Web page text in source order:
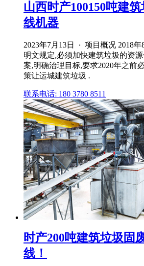
山西时产100150吨建
线机器
2023年7月13日 · 项目概况 2018
明文规定,必须加快建筑垃圾的资
案,明确治理目标,要求2020年之前
策让运城建筑垃圾 .
联系电话: 180 3780 8511
时产200吨建筑垃圾固
线！